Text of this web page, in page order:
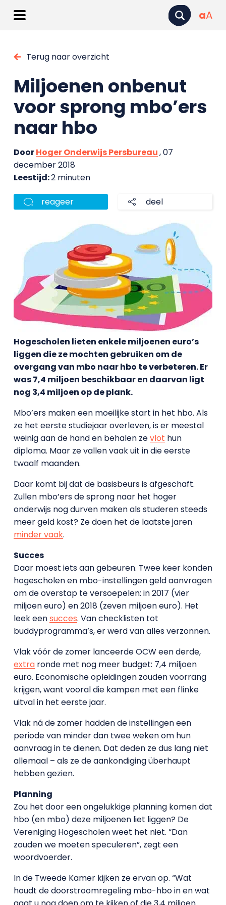
aA
Terug naar overzicht
Miljoenen onbenut
voor sprong mbo’ers
naar hbo
DoorHoger Onderwijs Persbureau, 07
december 2018
Leestijd:2 minuten
reageer deel
Hogescholen lieten enkele miljoenen euro’s
liggen die ze mochten gebruiken om de
overgang van mbo naar hbo te verbeteren. Er
was 7,4 miljoen beschikbaar en daarvan ligt
nog 3,4 miljoen op de plank.
Mbo’ers maken een moeilijke start in het hbo. Als
ze het eerste studiejaar overleven, is er meestal
weinig aan de hand en behalen zevlot hun
diploma. Maar ze vallen vaak uit in die eerste
twaalf maanden.
Daar komt bij dat de basisbeurs is afgeschaft.
Zullen mbo’ers de sprong naar het hoger
onderwijs nog durven maken als studeren steeds
meer geld kost? Ze doen het de laatste jaren
minder vaak.
Succes
Daar moest iets aan gebeuren. Twee keer konden
hogescholen en mbo-instellingen geld aanvragen
om de overstap te versoepelen: in 2017 (vier
miljoen euro) en 2018 (zeven miljoen euro). Het
leek eensucces. Van checklisten tot
buddyprogramma’s, er werd van alles verzonnen.
Vlak vóór de zomer lanceerde OCW een derde,
extraronde met nog meer budget: 7,4 miljoen
euro. Economische opleidingen zouden voorrang
krijgen, want vooral die kampen met een flinke
uitval in het eerste jaar.
Vlak ná de zomer hadden de instellingen een
periode van minder dan twee weken om hun
aanvraag in te dienen. Dat deden ze dus lang niet
allemaal – als ze de aankondiging überhaupt
hebben gezien.
Planning
Zou het door een ongelukkige planning komen dat
hbo (en mbo) deze miljoenen liet liggen? De
Vereniging Hogescholen weet het niet. “Dan
zouden we moeten speculeren”, zegt een
woordvoerder.
In de Tweede Kamer kijken ze ervan op. “Wat
houdt de doorstroomregeling mbo-hbo in en wat